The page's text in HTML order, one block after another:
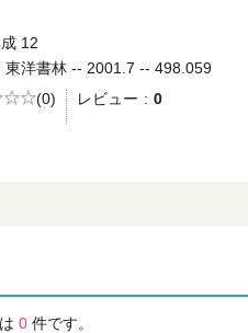
12
東洋書林 -- 2001.7 -- 498.059
価
(0) レビュー 0
0 件です。